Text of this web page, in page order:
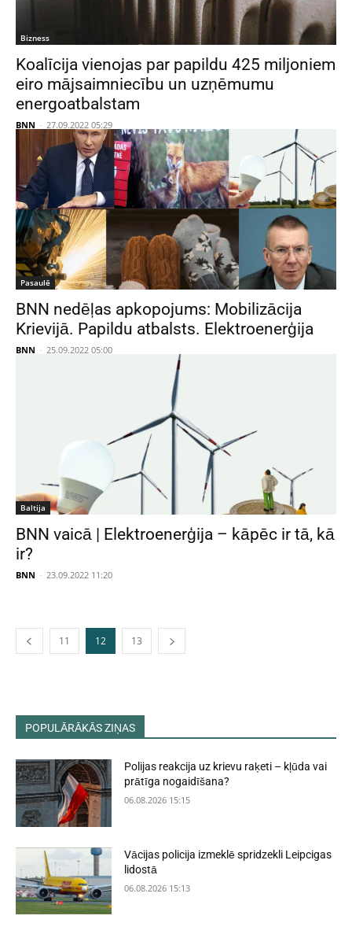
Bizness
Koalīcija vienojas par papildu 425 miljoniem
eiro mājsaimniecību un uzņēmumu
energoatbalstam
BNN - 27.09.2022 05:29
Pasaulē
BNN nedēļas apkopojums: Mobilizācija
Krievijā. Papildu atbalsts. Elektroenerģija
BNN - 25.09.2022 05:00
Baltija
BNN vaicā | Elektroenerģija – kāpēc ir tā, kā
ir?
BNN - 23.09.2022 11:20
11 12 13
POPULĀRĀKĀS ZIŅAS
Polijas reakcija uz krievu raķeti – kļūda vai
prātīga nogaidīšana?
06.08.2026 15:15
Vācijas policija izmeklē spridzekli Leipcigas
lidostā
06.08.2026 15:13